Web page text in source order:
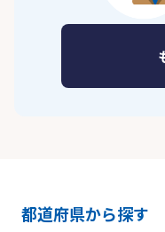
都道府県から探す